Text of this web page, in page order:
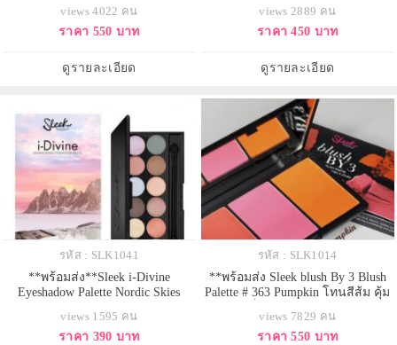
บรรยาย
views 4022 คน
ราคา 550 บาท
ดูรายละเอียด
สีน้ำตาลอ่อน ในตลับประกอบไปด้วย
แหนบถอนคิ้ว แปรงเล็กๆ 2 ชิ้น และ
สะดวก
views 2889 คน
ราคา 450 บาท
ดูรายละเอียด
รหัส : SLK1041
**พร้อมส่ง**Sleek i-Divine
Eyeshadow Palette Nordic Skies
ใหม่ โทนสีหวานพาเทล รุ่นลิมิเต็ด
12 สี มีทั้งเนื้อแมทธรรมชาติและชิม
views 1595 คน
ราคา 390 บาท
รหัส : SLK1014
**พร้อมส่ง Sleek blush By 3 Blush
Palette # 363 Pumpkin โทนสีส้ม คุ้ม
ตลับเดียว ประกอบด้วย Lantern - สี
แดงใสอมส้มเล็กน้อย มีshimmerทอง
views 7829 คน
ราคา 550 บาท